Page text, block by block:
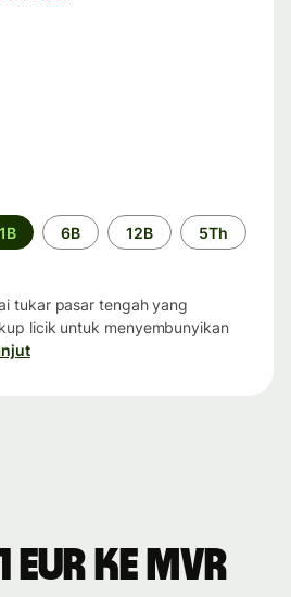
1B 6B 12B 5Th
tukar pasar tengah yang
licik untuk menyembunyikan
ke MVR